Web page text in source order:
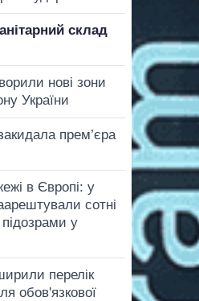
склад
нові зони
України
прем’єра
в Європі: у
сотні
у
перелік
обов'язкової